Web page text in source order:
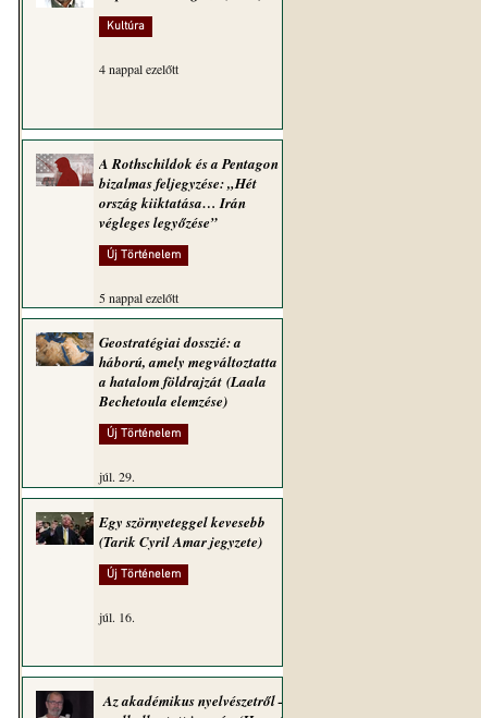
Kultúra
4 nappal ezelőtt
A Rothschildok és a Pentagon
bizalmas feljegyzése: „Hét
ország kiiktatása… Irán
végleges legyőzése”
Új Történelem
5 nappal ezelőtt
Geostratégiai dosszié: a
háború, amely megváltoztatta
a hatalom földrajzát (Laala
Bechetoula elemzése)
Új Történelem
júl. 29.
Egy szörnyeteggel kevesebb
(Tarik Cyril Amar jegyzete)
Új Történelem
júl. 16.
Az akadémikus nyelvészetről –